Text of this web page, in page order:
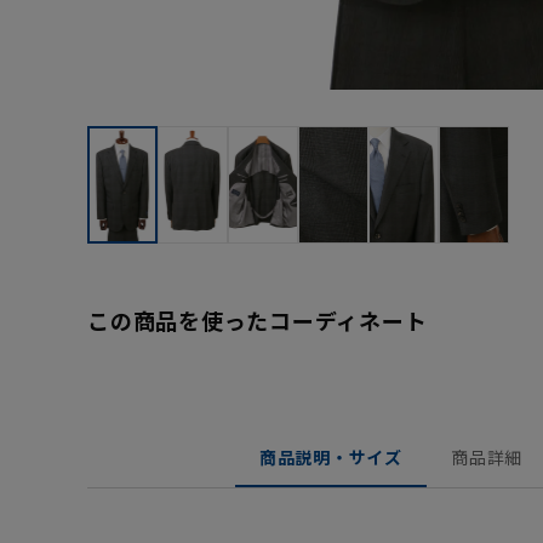
この商品を使ったコーディネート
商品説明・サイズ 商品詳細